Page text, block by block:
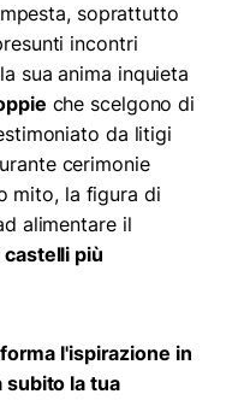
soprattutto
incontri
sua anima inquieta
che scelgono di
da litigi
cerimonie
mito, la figura di
alimentare il
castelli più
l'ispirazione in
subito la tua